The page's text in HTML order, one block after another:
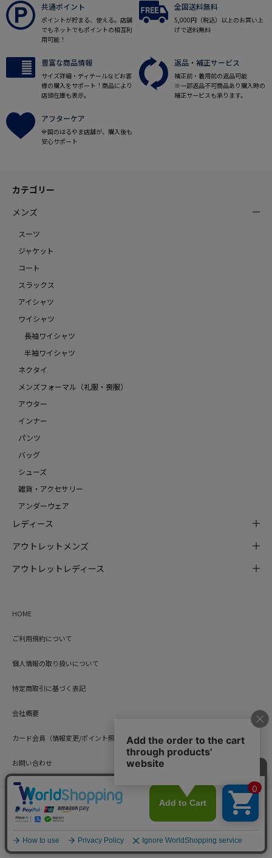
共通ポイント
ポイントが貯まる、使える。店舗
でもネットでもポイントの相互利
用可能！
全国送料無料
5,000円（税込）以上のお買い上
げで送料無料
豊富な商品情報
サイズ詳細・ディテールなどお客
様の購入をサポート！商品により
店頭在庫も表示。
返品・補正サービス
補正前・着用前の返品可能
※一部返品不可商品あり購入時の
補正サービスも承ります。
アフターケア
全国のはるやま店舗が、購入後も
安心サポート
カテゴリー
メンズ
スーツ
ジャケット
コート
スラックス
アイシャツ
ワイシャツ
長袖ワイシャツ
半袖ワイシャツ
ネクタイ
メンズフォーマル（礼服・喪服）
アウター
インナー
パンツ
バッグ
シューズ
雑貨・アクセサリー
アンダーウェア
レディース
アウトレットメンズ
アウトレットレディース
HOME
ご利用規約について
個人情報の取り扱いについて
特定商取引に基づく表記
会社概要
カード会員（情報変更/ポイント照会）
お問い合わせ
Copyright © HARUYAMA TRADING CO.,LTD. All Rights Reserved.